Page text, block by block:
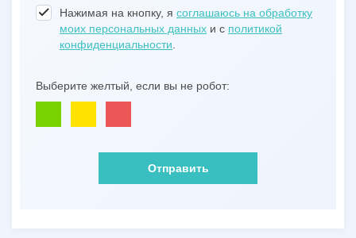
Нажимая на кнопку, я соглашаюсь на обработку
моих персональных данных и с политикой
конфиденциальности
Выберите желтый, если вы не робот:
Отправить